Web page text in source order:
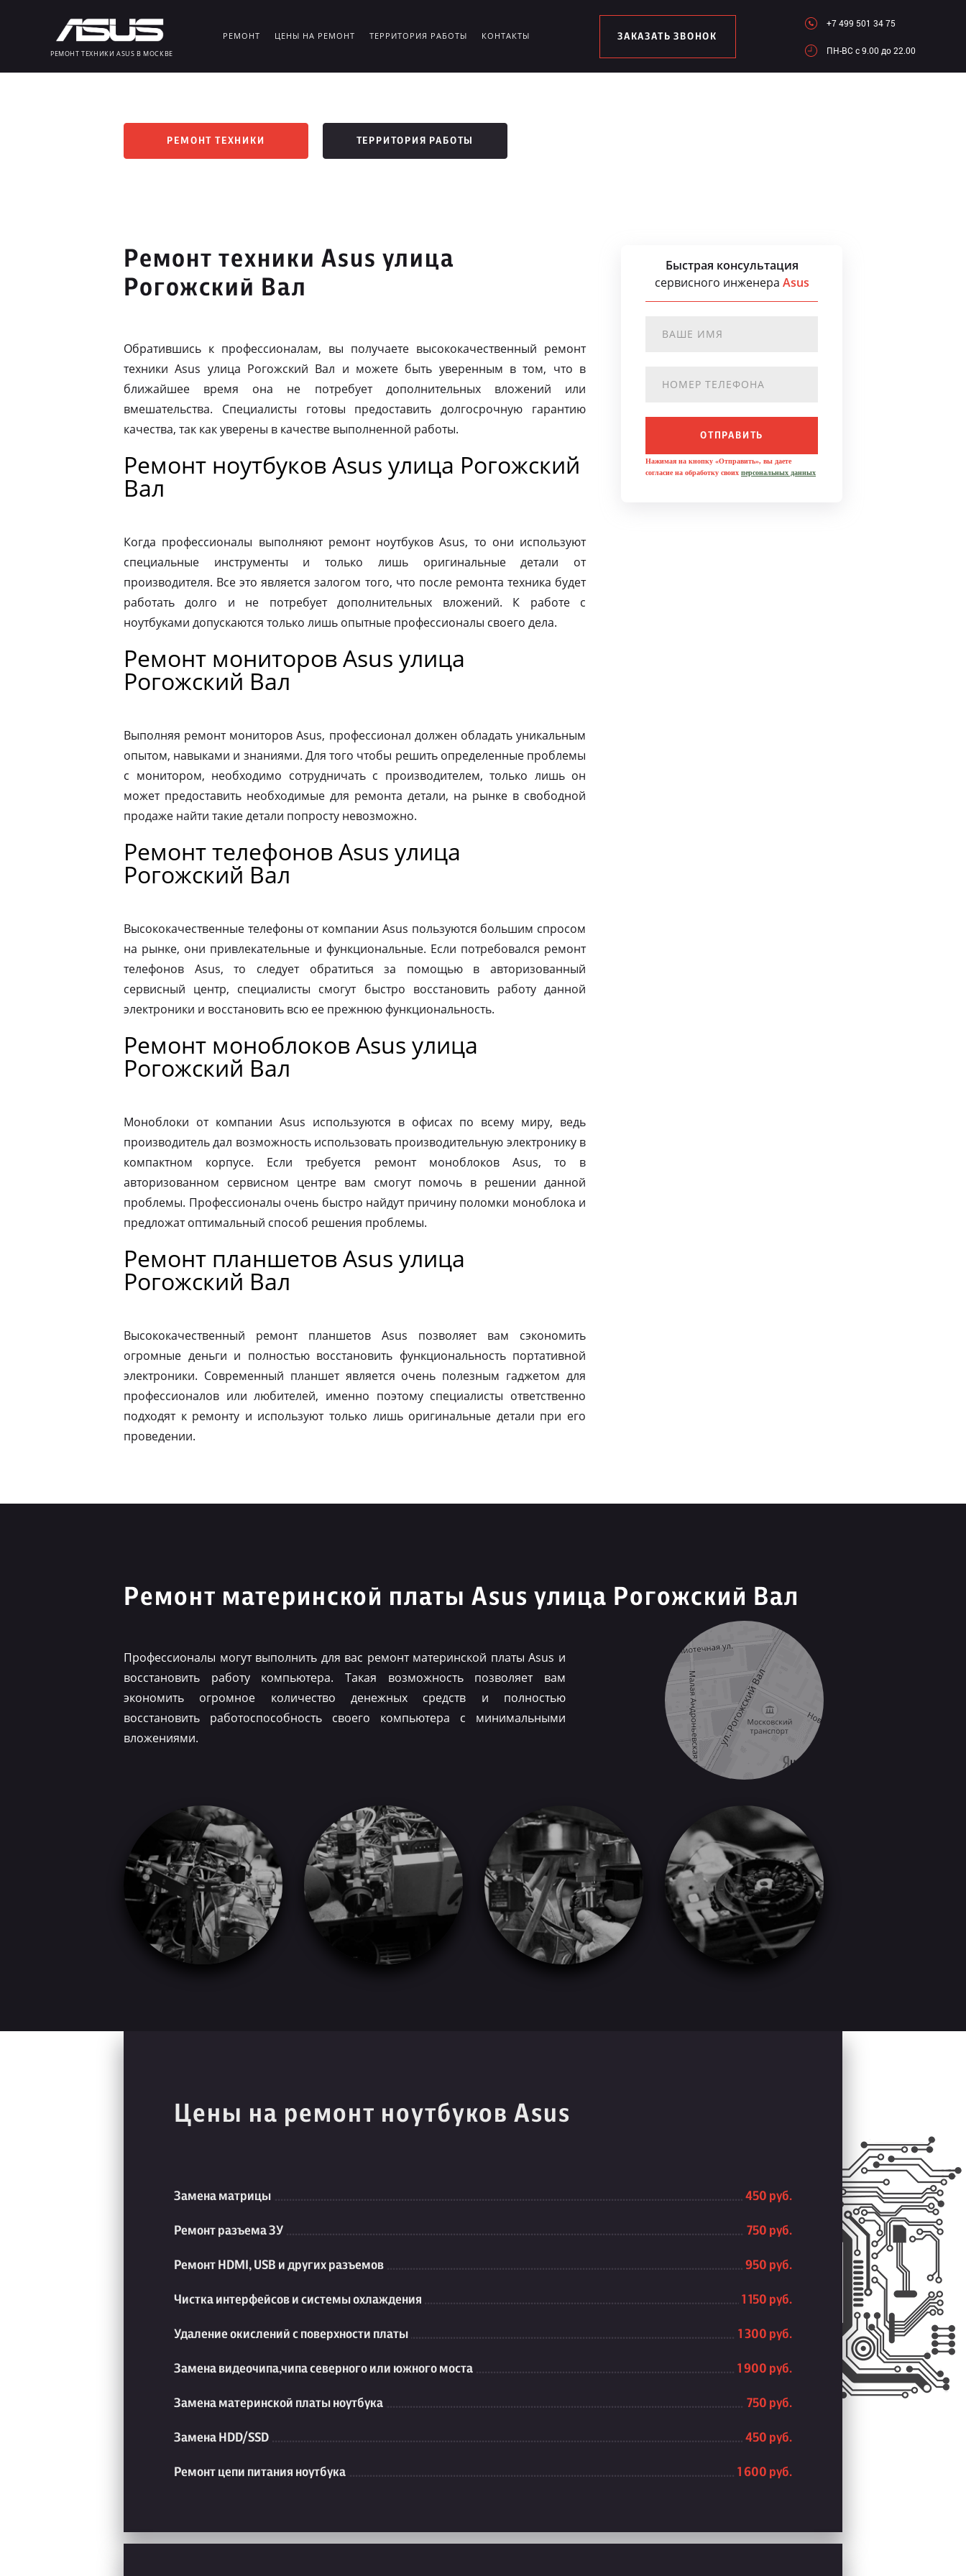
РЕМОНТ ТЕХНИКИ ASUS В МОСКВЕ
РЕМОНТ ЦЕНЫ НА РЕМОНТ ТЕРРИТОРИЯ РАБОТЫ КОНТАКТЫ ЗАКАЗАТЬ ЗВОНОК
+7 499 501 34 75
ПН-ВC c 9.00 до 22.00
РЕМОНТ ТЕХНИКИ ТЕРРИТОРИЯ РАБОТЫ
Ремонт техники Asus улица
Рогожский Вал
Обратившись к профессионалам, вы получаете высококачественный ремонт
техники Asus улица Рогожский Вал и можете быть уверенным в том, что в
ближайшее время она не потребует дополнительных вложений или
вмешательства. Специалисты готовы предоставить долгосрочную гарантию
качества, так как уверены в качестве выполненной работы.
Ремонт ноутбуков Asus улица Рогожский
Вал
Когда профессионалы выполняют ремонт ноутбуков Asus, то они используют
специальные инструменты и только лишь оригинальные детали от
производителя. Все это является залогом того, что после ремонта техника будет
работать долго и не потребует дополнительных вложений. К работе с
ноутбуками допускаются только лишь опытные профессионалы своего дела.
Ремонт мониторов Asus улица
Рогожский Вал
Выполняя ремонт мониторов Asus, профессионал должен обладать уникальным
опытом, навыками и знаниями. Для того чтобы решить определенные проблемы
с монитором, необходимо сотрудничать с производителем, только лишь он
может предоставить необходимые для ремонта детали, на рынке в свободной
продаже найти такие детали попросту невозможно.
Ремонт телефонов Asus улица
Рогожский Вал
Высококачественные телефоны от компании Asus пользуются большим спросом
на рынке, они привлекательные и функциональные. Если потребовался ремонт
телефонов Asus, то следует обратиться за помощью в авторизованный
сервисный центр, специалисты смогут быстро восстановить работу данной
электроники и восстановить всю ее прежнюю функциональность.
Ремонт моноблоков Asus улица
Рогожский Вал
Моноблоки от компании Asus используются в офисах по всему миру, ведь
производитель дал возможность использовать производительную электронику в
компактном корпусе. Если требуется ремонт моноблоков Asus, то в
авторизованном сервисном центре вам смогут помочь в решении данной
проблемы. Профессионалы очень быстро найдут причину поломки моноблока и
предложат оптимальный способ решения проблемы.
Ремонт планшетов Asus улица
Рогожский Вал
Высококачественный ремонт планшетов Asus позволяет вам сэкономить
огромные деньги и полностью восстановить функциональность портативной
электроники. Современный планшет является очень полезным гаджетом для
профессионалов или любителей, именно поэтому специалисты ответственно
подходят к ремонту и используют только лишь оригинальные детали при его
проведении.
Быстрая консультация
сервисного инженера Asus
ОТПРАВИТЬ
Нажимая на кнопку «Отправить», вы даете
согласие на обработку своих персональных данных
Ремонт материнской платы Asus улица Рогожский Вал
Профессионалы могут выполнить для вас ремонт материнской платы Asus и
восстановить работу компьютера. Такая возможность позволяет вам
экономить огромное количество денежных средств и полностью
восстановить работоспособность своего компьютера с минимальными
вложениями.
Цены на ремонт ноутбуков Asus
Замена матрицы 450 руб.
Ремонт разъема ЗУ 750 руб.
Ремонт HDMI, USB и других разъемов 950 руб.
Чистка интерфейсов и системы охлаждения 1 150 руб.
Удаление окислений с поверхности платы 1 300 руб.
Замена видеочипа,чипа северного или южного моста 1 900 руб.
Замена материнской платы ноутбука 750 руб.
Замена HDD/SSD 450 руб.
Ремонт цепи питания ноутбука 1 600 руб.